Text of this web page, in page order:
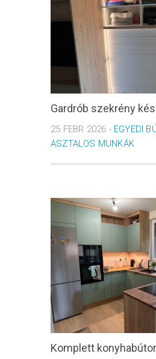
Gardrób szekrény
25 FEBR 2026 - EGYEDI
ASZTALOS MUNKÁK
Komplett